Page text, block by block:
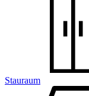
Stauraum